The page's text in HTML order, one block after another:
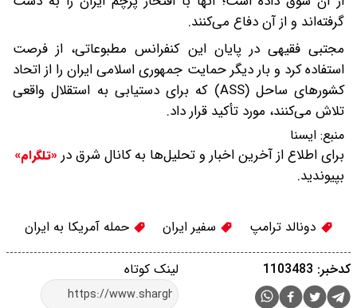
گرفته‌اند و از آن دفاع می‌کنند.
مجتبی فقیهی در پایان این کنفرانس مطبوعاتی، از فرصت
استفاده کرد و بار دیگر حمایت جمهوری اسلامی ایران را از اتحاد
کشورهای ساحل (ASS) که برای دستیابی به استقلال واقعی
تلاش می‌کنند، مورد تأکید قرار داد.
منبع: ایسنا
برای اطلاع از آخرین اخبار و تحلیل‌ها به کانال شرق در «تلگرام»
بپیوندید.
دونالد ترامپ سفیر ایران حمله آمریکا به ایران
لینک کوتاه کدخبر: 1103483